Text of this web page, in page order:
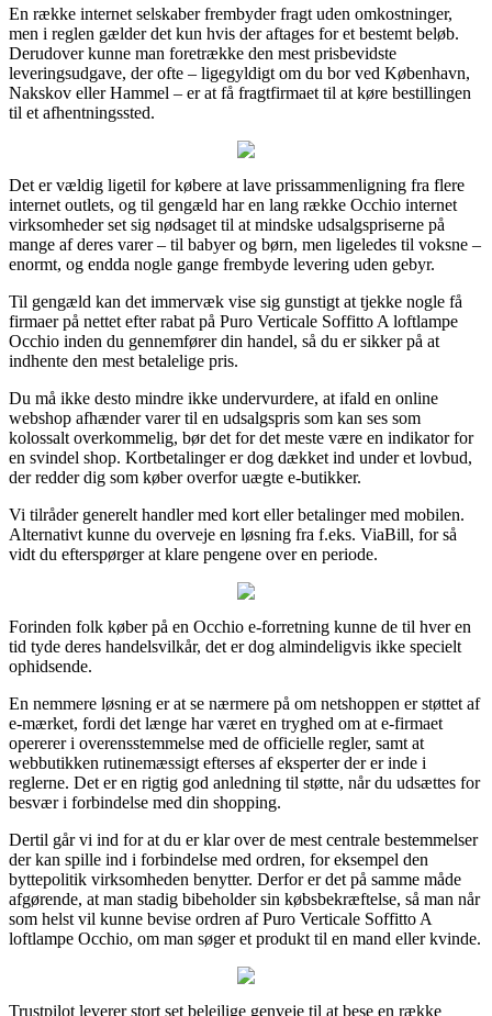
En række internet selskaber frembyder fragt uden omkostninger,
men i reglen gælder det kun hvis der aftages for et bestemt beløb.
Derudover kunne man foretrække den mest prisbevidste
leveringsudgave, der ofte – ligegyldigt om du bor ved København,
Nakskov eller Hammel – er at få fragtfirmaet til at køre bestillingen
til et afhentningssted.
Det er vældig ligetil for købere at lave prissammenligning fra flere
internet outlets, og til gengæld har en lang række Occhio internet
virksomheder set sig nødsaget til at mindske udsalgspriserne på
mange af deres varer – til babyer og børn, men ligeledes til voksne –
enormt, og endda nogle gange frembyde levering uden gebyr.
Til gengæld kan det immervæk vise sig gunstigt at tjekke nogle få
firmaer på nettet efter rabat på Puro Verticale Soffitto A loftlampe
Occhio inden du gennemfører din handel, så du er sikker på at
indhente den mest betalelige pris.
Du må ikke desto mindre ikke undervurdere, at ifald en online
webshop afhænder varer til en udsalgspris som kan ses som
kolossalt overkommelig, bør det for det meste være en indikator for
en svindel shop. Kortbetalinger er dog dækket ind under et lovbud,
der redder dig som køber overfor uægte e-butikker.
Vi tilråder generelt handler med kort eller betalinger med mobilen.
Alternativt kunne du overveje en løsning fra f.eks. ViaBill, for så
vidt du efterspørger at klare pengene over en periode.
Forinden folk køber på en Occhio e-forretning kunne de til hver en
tid tyde deres handelsvilkår, det er dog almindeligvis ikke specielt
ophidsende.
En nemmere løsning er at se nærmere på om netshoppen er støttet af
e-mærket, fordi det længe har været en tryghed om at e-firmaet
opererer i overensstemmelse med de officielle regler, samt at
webbutikken rutinemæssigt efterses af eksperter der er inde i
reglerne. Det er en rigtig god anledning til støtte, når du udsættes for
besvær i forbindelse med din shopping.
Dertil går vi ind for at du er klar over de mest centrale bestemmelser
der kan spille ind i forbindelse med ordren, for eksempel den
byttepolitik virksomheden benytter. Derfor er det på samme måde
afgørende, at man stadig bibeholder sin købsbekræftelse, så man når
som helst vil kunne bevise ordren af Puro Verticale Soffitto A
loftlampe Occhio, om man søger et produkt til en mand eller kvinde.
Trustpilot leverer stort set belejlige genveje til at bese en række